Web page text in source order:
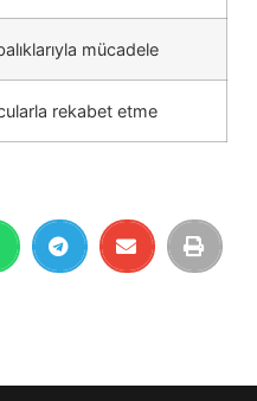
mücadele
rekabet etme